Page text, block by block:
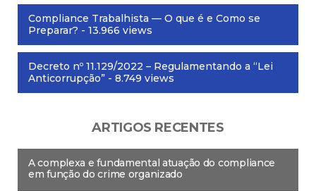
Compliance Trabalhista — O que é e Como se
Preparar? - 13.966 views
Decreto nº 11.129/2022 – Regulamentando a “Lei
Anticorrupção” - 8.749 views
ARTIGOS RECENTES
A complexa e fundamental atuação do compliance
em função do crime organizado